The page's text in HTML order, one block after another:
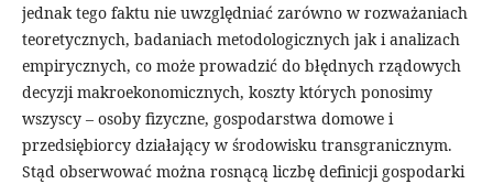
jednak tego faktu nie uwzględniać zarówno w rozważaniach
teoretycznych, badaniach metodologicznych jak i analizach
empirycznych, co może prowadzić do błędnych rządowych
decyzji makroekonomicznych, koszty których ponosimy
wszyscy – osoby fizyczne, gospodarstwa domowe i
przedsiębiorcy działający w środowisku transgranicznym.
Stąd obserwować można rosnącą liczbę definicji gospodarki